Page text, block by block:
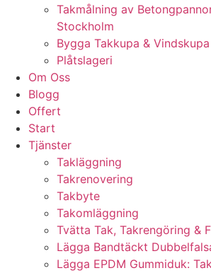
Takmålning av
Stockholm
Bygga Takkupa & Vindskupa
Plåtslageri
Om Oss
Blogg
Offert
Start
Tjänster
Takläggning
Takrenovering
Takbyte
Takomläggning
Tvätta Tak, Takrengöring &
Lägga Bandtäckt
Lägga EPDM Gummiduk: